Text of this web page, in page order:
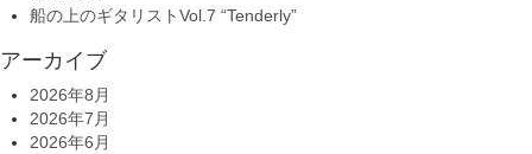
船の上のギタリストVol.7 “Tenderly”
アーカイブ
2026年8月
2026年7月
2026年6月